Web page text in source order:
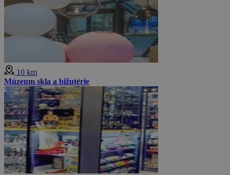
10 km
Múzeum skla a bižutérie